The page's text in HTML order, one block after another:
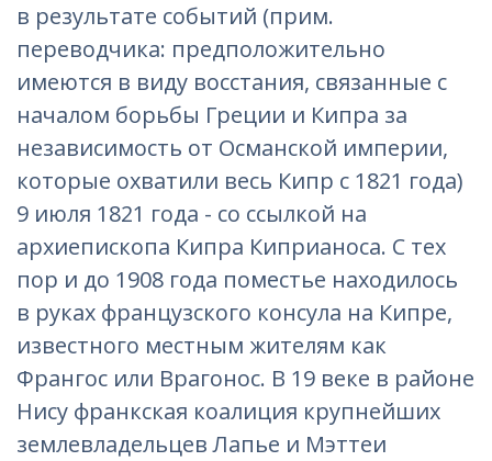
в результате событий (прим.
переводчика: предположительно
имеются в виду восстания, связанные с
началом борьбы Греции и Кипра за
независимость от Османской империи,
которые охватили весь Кипр с 1821 года)
9 июля 1821 года - со ссылкой на
архиепископа Кипра Киприаноса. С тех
пор и до 1908 года поместье находилось
в руках французского консула на Кипре,
известного местным жителям как
Франгос или Врагонос. В 19 веке в районе
Нису франкская коалиция крупнейших
землевладельцев Лапье и Мэттеи